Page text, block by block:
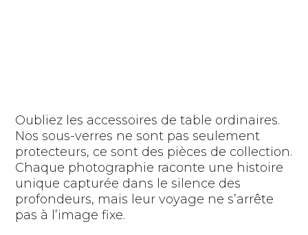
Oubliez les accessoires de table ordinaires.
Nos sous-verres ne sont pas seulement
protecteurs, ce sont des pièces de collection.
Chaque photographie raconte une histoire
unique capturée dans le silence des
profondeurs, mais leur voyage ne s’arrête
pas à l’image fixe.